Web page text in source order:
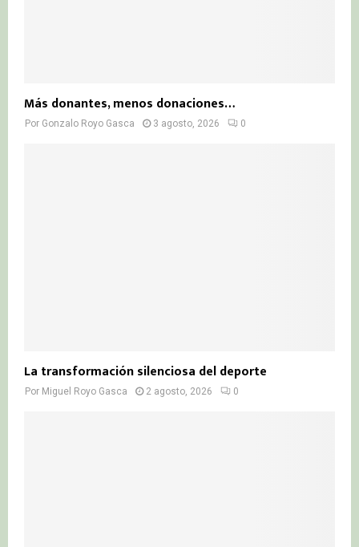
Más donantes, menos donaciones…
Por Gonzalo Royo Gasca 3 agosto, 2026 0
La transformación silenciosa del deporte
Por Miguel Royo Gasca 2 agosto, 2026 0